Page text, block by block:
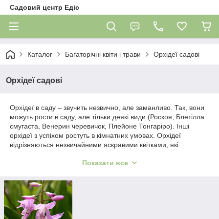
Садовий центр Едіс
Каталог Багаторічні квіти і трави Орхідеї садові
Орхідеї садові
Орхідеї в саду – звучить незвично, але заманливо. Так, вони
можуть рости в саду, але тільки деякі види (Роскоя, Блетілла
смугаста, Венерин черевичок, Плейоне Тонгаріро). Інші
орхідеї з успіхом ростуть в кімнатних умовах. Орхідеї
відрізняються незвичайними яскравими квітками, які
Кожен вид має свої особливості.
Наприклад, Венерин черевичок (Ціпріпедіум) цвіте навесні.
Квіти мають незвичайну форму, що нагадує черевичок.
Верхній чашолисток і пелюстки абсолютно білі. Губа має
білий базовий колір і пронизана пурпурно-рожевим
Показати все